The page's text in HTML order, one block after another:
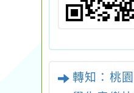
轉知：桃